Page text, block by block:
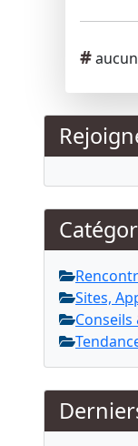
Mots
#aucun
Sites,
Conseils